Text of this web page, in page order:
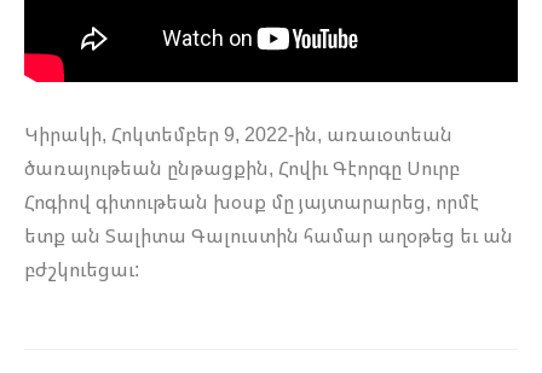
Կիրակի, Հոկտեմբեր 9, 2022-ին, առաւօտեան
ծառայութեան ընթացքին, Հովիւ Գէորգը Սուրբ
Հոգիով գիտութեան խօսք մը յայտարարեց, որմէ
ետք ան Տալիտա Գալուստին համար աղօթեց եւ ան
բժշկուեցաւ: